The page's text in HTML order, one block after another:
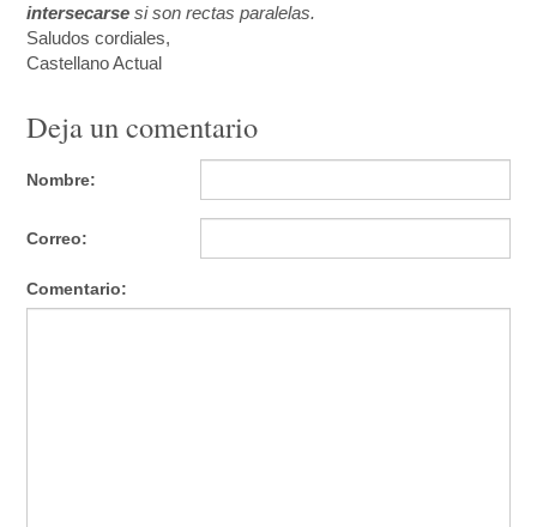
intersecarsesi son rectas paralelas.
Saludos cordiales,
Castellano Actual
Deja un comentario
Nombre:
Correo:
Comentario: